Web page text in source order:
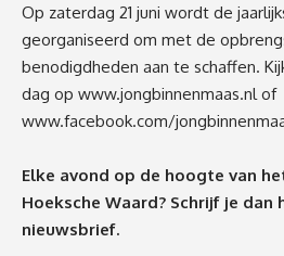
Op zaterdag 21 juni wordt de
georganiseerd om met de
benodigdheden aan te schaffen.
dag op www.jongbinnenmaas.nlof
www.facebook.com/
Elke avond op de hoogte van
Hoeksche Waard? Schrijf je dan
nieuwsbrief.